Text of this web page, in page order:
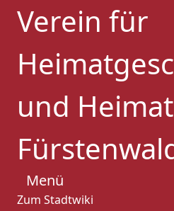
Verein für
und
Menü
Zum Stadtwiki